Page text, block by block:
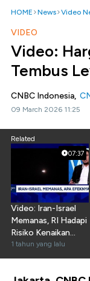
HOME News Video
VIDEO
Video:
Tembus
CNBC Indonesia,
09 March 2026 11:25
Related
07:37
Video: Iran-Israel
Memanas, RI Hadapi
Risiko Kenaikan
Harga Minyak
1 tahun yang lalu